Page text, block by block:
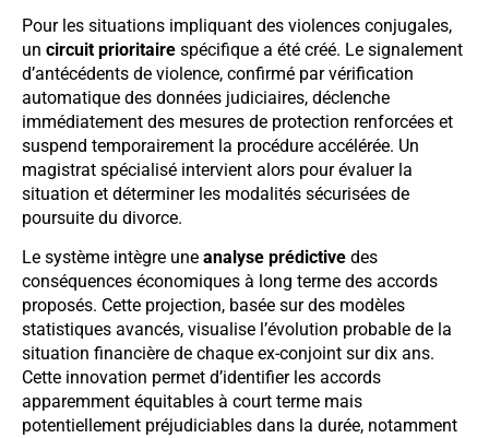
Pour les situations impliquant des violences conjugales,
un circuit prioritaire spécifique a été créé. Le signalement
d’antécédents de violence, confirmé par vérification
automatique des données judiciaires, déclenche
immédiatement des mesures de protection renforcées et
suspend temporairement la procédure accélérée. Un
magistrat spécialisé intervient alors pour évaluer la
situation et déterminer les modalités sécurisées de
poursuite du divorce.
Le système intègre une analyse prédictive des
conséquences économiques à long terme des accords
proposés. Cette projection, basée sur des modèles
statistiques avancés, visualise l’évolution probable de la
situation financière de chaque ex-conjoint sur dix ans.
Cette innovation permet d’identifier les accords
apparemment équitables à court terme mais
potentiellement préjudiciables dans la durée, notamment